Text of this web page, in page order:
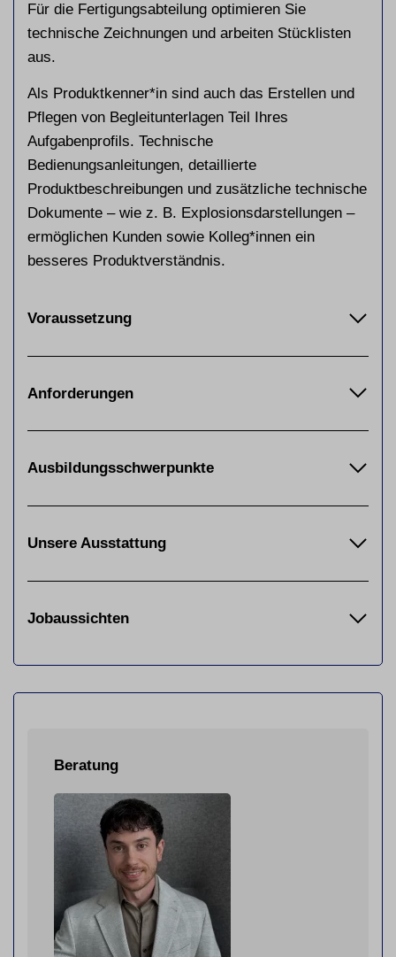
Für die Fertigungsabteilung optimieren Sie
technische Zeichnungen und arbeiten Stücklisten
aus.
Als Produktkenner*in sind auch das Erstellen und
Pflegen von Begleitunterlagen Teil Ihres
Aufgabenprofils. Technische
Bedienungsanleitungen, detaillierte
Produktbeschreibungen und zusätzliche technische
Dokumente – wie z. B. Explosionsdarstellungen –
ermöglichen Kunden sowie Kolleg*innen ein
besseres Produktverständnis.
Voraussetzung
Anforderungen
Ausbildungsschwerpunkte
Unsere Ausstattung
Jobaussichten
Beratung